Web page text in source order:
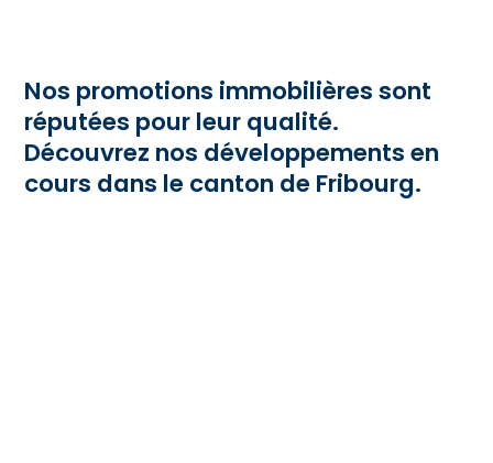
Nos promotions immobilières sont
réputées pour leur qualité.
Découvrez nos développements en
cours dans le canton de Fribourg.